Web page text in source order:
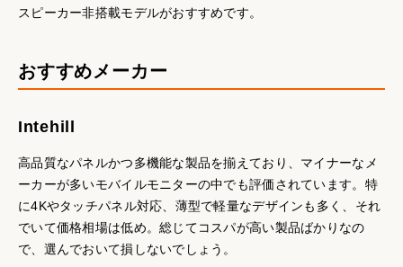
スピーカー非搭載モデルがおすすめです。
おすすめメーカー
Intehill
高品質なパネルかつ多機能な製品を揃えており、マイナーなメ
ーカーが多いモバイルモニターの中でも評価されています。特
に4Kやタッチパネル対応、薄型で軽量なデザインも多く、それ
でいて価格相場は低め。総じてコスパが高い製品ばかりなの
で、選んでおいて損しないでしょう。